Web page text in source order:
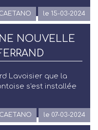
le 15-03-2024
NOUVELLE
Lavoisier que la
s'est installée
le 07-03-2024